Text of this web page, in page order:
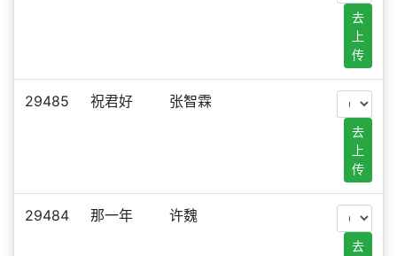
去
上
传
29485 祝君好 张智霖
去
上
传
29484 那一年 许魏
去